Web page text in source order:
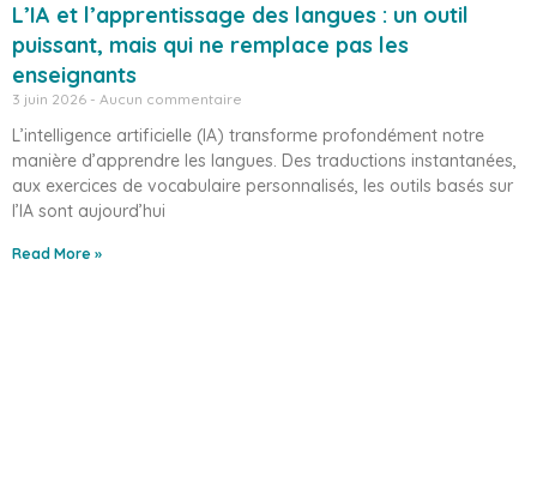
L’IA et l’apprentissage des langues : un outil
puissant, mais qui ne remplace pas les
enseignants
3 juin 2026 Aucun commentaire
L’intelligence artificielle (IA) transforme profondément notre
manière d’apprendre les langues. Des traductions instantanées,
aux exercices de vocabulaire personnalisés, les outils basés sur
l’IA sont aujourd’hui
Read More »